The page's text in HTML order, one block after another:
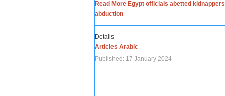
Read More Egypt officials abetted
abduction
Details
Articles Arabic
Published: 17 January 2024